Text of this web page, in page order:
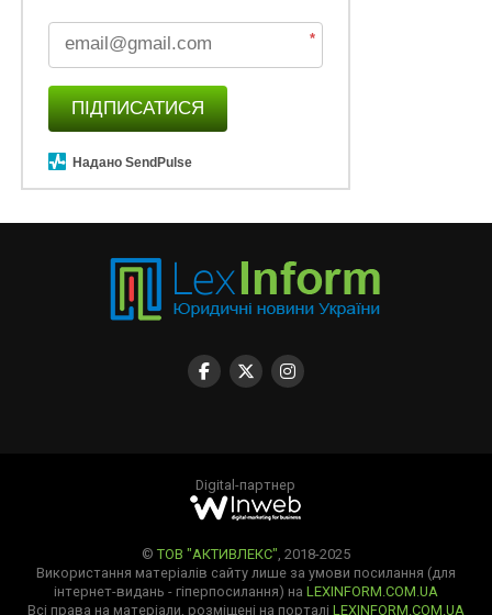
*
ПІДПИСАТИСЯ
Надано SendPulse
Digital-партнер
© ТОВ "АКТИВЛЕКС" , 2018-2025
Використання матеріалів сайту лише за умови посилання (для
інтернет-видань - гіперпосилання) на LEXINFORM.COM.UA
Всі права на матеріали, розміщені на порталі LEXINFORM.COM.UA